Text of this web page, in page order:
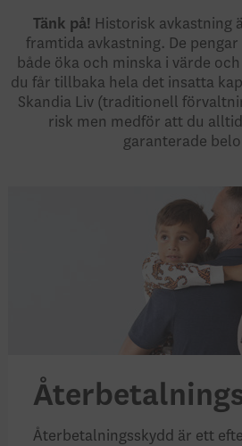
Tänk på! Historisk avkastning
framtida avkastning. De
både öka och minska i värde
du får tillbaka hela det insatta
Skandia Liv (traditionell
risk men medför att du
garanterade
Återbetalningsskydd är ett